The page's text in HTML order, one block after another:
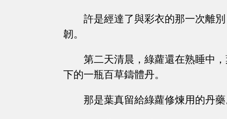
許是經達了與彩衣的那一次離
韌。
第二天清晨，綠蘿還在熟睡中
下的一瓶百草鑄體丹。
那是葉真留給綠蘿修煉用的丹